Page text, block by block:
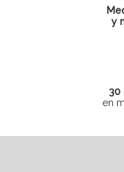
y
30
en